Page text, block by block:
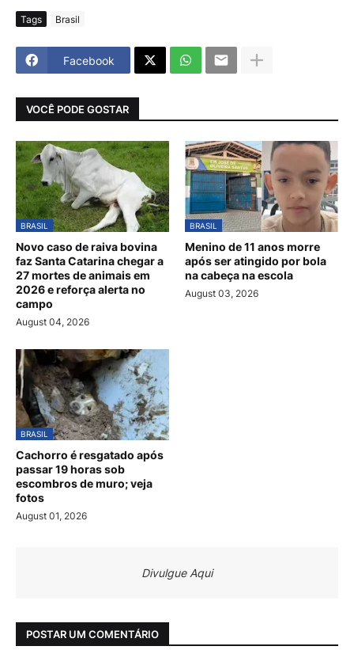
Tags Brasil
Facebook
VOCÊ PODE GOSTAR
BRASIL
Novo caso de raiva bovina
faz Santa Catarina chegar a
27 mortes de animais em
2026 e reforça alerta no
campo
August 04, 2026
BRASIL
Menino de 11 anos morre
após ser atingido por bola
na cabeça na escola
August 03, 2026
BRASIL
Cachorro é resgatado após
passar 19 horas sob
escombros de muro; veja
fotos
August 01, 2026
Divulgue Aqui
POSTAR UM COMENTÁRIO